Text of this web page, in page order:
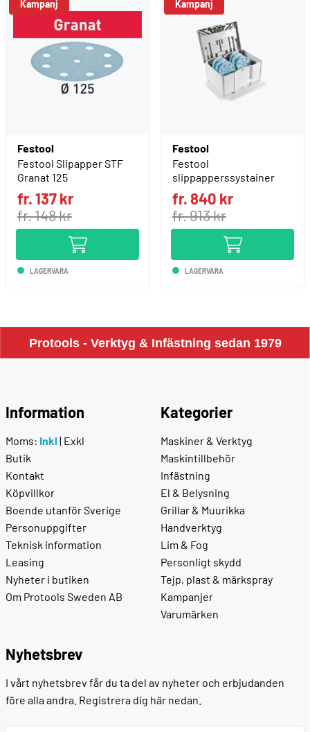
Kampanj
Festool
Festool Slipapper STF
Granat 125
fr. 137 kr
fr. 148 kr
LAGERVARA
Kampanj
Festool
Festool
slippapperssystainer
fr. 840 kr
fr. 913 kr
LAGERVARA
Protools - Verktyg & Infästning sedan 1979
Information
Moms: Inkl | Exkl
Butik
Kontakt
Köpvillkor
Boende utanför Sverige
Personuppgifter
Teknisk information
Leasing
Nyheter i butiken
Om Protools Sweden AB
Kategorier
Maskiner & Verktyg
Maskintillbehör
Infästning
El & Belysning
Grillar & Muurikka
Handverktyg
Lim & Fog
Personligt skydd
Tejp, plast & märkspray
Kampanjer
Varumärken
Nyhetsbrev
I vårt nyhetsbrev får du ta del av nyheter och erbjudanden
före alla andra. Registrera dig här nedan.